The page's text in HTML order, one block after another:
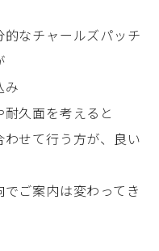
なチャールズパッチ
み
久面を考えると
せて行う方が、良い
ご案内は変わってき